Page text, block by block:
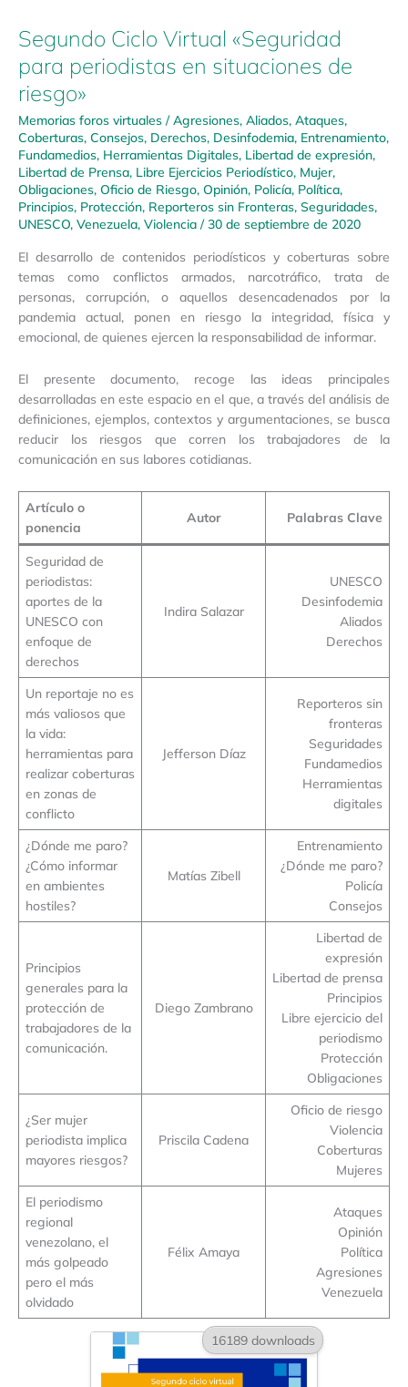
Segundo Ciclo Virtual «Seguridad
para periodistas en situaciones de
riesgo»
Memorias foros virtuales /Agresiones, Aliados, Ataques,
Coberturas, Consejos, Derechos, Desinfodemia, Entrenamiento,
Fundamedios, Herramientas Digitales, Libertad de expresión,
Libertad de Prensa, Libre Ejercicios Periodístico, Mujer,
Obligaciones, Oficio de Riesgo, Opinión, Policía, Política,
Principios, Protección, Reporteros sin Fronteras, Seguridades,
UNESCO, Venezuela, Violencia /30 de septiembre de 2020
El desarrollo de contenidos periodísticos y coberturas sobre
temas como conflictos armados, narcotráfico, trata de
personas, corrupción, o aquellos desencadenados por la
pandemia actual, ponen en riesgo la integridad, física y
emocional, de quienes ejercen la responsabilidad de informar.
El presente documento, recoge las ideas principales
desarrolladas en este espacio en el que, a través del análisis de
definiciones, ejemplos, contextos y argumentaciones, se busca
reducir los riesgos que corren los trabajadores de la
comunicación en sus labores cotidianas.
Artículo o
ponencia
Autor Palabras Clave
Seguridad de
periodistas:
aportes de la
UNESCO con
enfoque de
derechos
Indira Salazar
UNESCO
Desinfodemia
Aliados
Derechos
Un reportaje no es
más valiosos que
la vida:
herramientas para
realizar coberturas
en zonas de
conflicto
Jefferson Díaz
Reporteros sin
fronteras
Seguridades
Fundamedios
Herramientas
digitales
¿Dónde me paro?
¿Cómo informar
en ambientes
hostiles?
Matías Zibell
Entrenamiento
¿Dónde me paro?
Policía
Consejos
Principios
generales para la
protección de
trabajadores de la
comunicación.
Diego Zambrano
Libertad de
expresión
Libertad de prensa
Principios
Libre ejercicio del
periodismo
Protección
Obligaciones
¿Ser mujer
periodista implica
mayores riesgos?
Priscila Cadena
Oficio de riesgo
Violencia
Coberturas
Mujeres
El periodismo
regional
venezolano, el
más golpeado
pero el más
olvidado
Félix Amaya
Ataques
Opinión
Política
Agresiones
Venezuela
16189 downloads